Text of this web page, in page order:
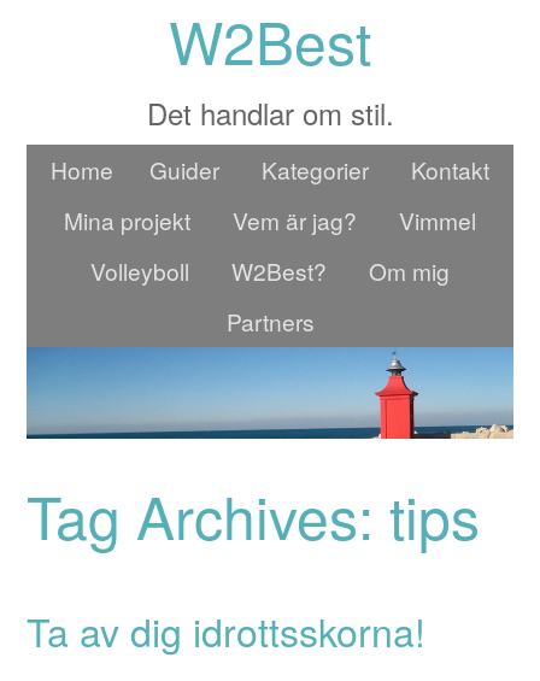
W2Best
Det handlar om stil.
Home Guider Kategorier
Kontakt
Mina projekt
Vem är jag?
Vimmel
Volleyboll
W2Best?
Om mig
Partners
Tag Archives: tips
Ta av dig idrottsskorna!